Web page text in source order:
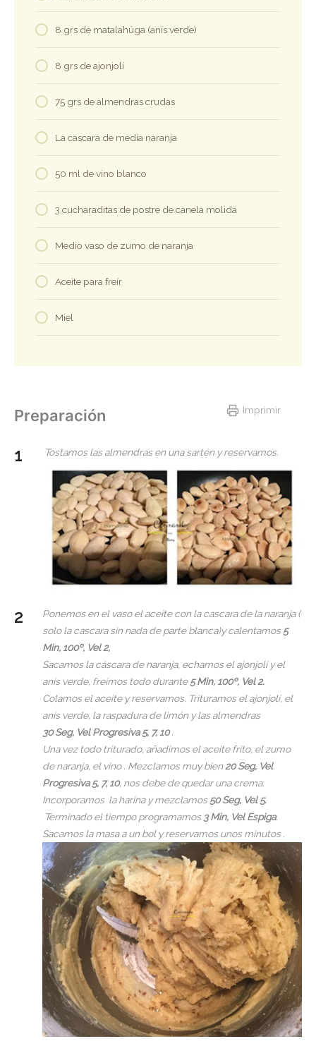
8 grs de matalahúga (anís verde)
8 grs de ajonjolí
75 grs de almendras crudas
La cascara de media naranja
50 ml de vino blanco
3 cucharaditas de postre de canela molida
Medio vaso de zumo de naranja
Aceite para freír
Miel
Imprimir
Preparación
Tostamos las almendras en una sartén y reservamos.
Ponemos en el vaso el aceite con la cascara de la naranja (
solo la cascara sin nada de parte blanca)y calentamos5
Min, 100º, Vel 2,
Sacamos la cáscara de naranja, echamos el ajonjolí y el
anís verde, freímos todo durante5 Min, 100º, Vel 2.
Colamos el aceite y reservamos. Trituramos el ajonjolí, el
anís verde, la raspadura de limón y las almendras
30 Seg, Vel Progresiva 5, 7, 10.
Una vez todo triturado, añadimos el aceite frito, el zumo
de naranja, el vino . Mezclamos muy bien20 Seg, Vel
Progresiva 5, 7, 10, nos debe de quedar una crema.
Incorporamos la harina y mezclamos50 Seg, Vel 5.
Terminado el tiempo programamos 3 Min, Vel Espiga.
Sacamos la masa a un bol y reservamos unos minutos .